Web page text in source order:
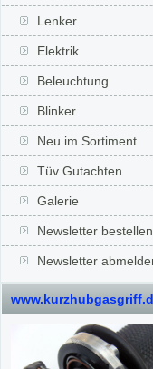
Lenker
Elektrik
Beleuchtung
Blinker
Neu im Sortiment
Tüv Gutachten
Galerie
Newsletter bestellen
Newsletter